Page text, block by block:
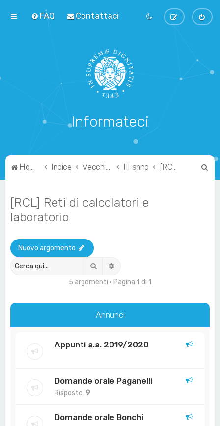
FAQ Contattaci
Informateci
Home Indice Vecchio Ordinamento III anno [RCL] Reti di calcolatori e laboratorio
[RCL] Reti di calcolatori e
laboratorio
Nuovo argomento
Cerca
5 argomenti • Pagina 1 di 1
Annunci
Appunti a.a. 2019/2020
Domande orale Paganelli
Risposte: 9
Domande orale Bonchi